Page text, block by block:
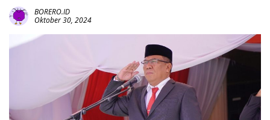
BORERO.ID
Oktober 30, 2024